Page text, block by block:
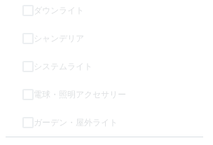
ダウンライト
シャンデリア
システムライト
電球・照明アクセサリー
ガーデン・屋外ライト